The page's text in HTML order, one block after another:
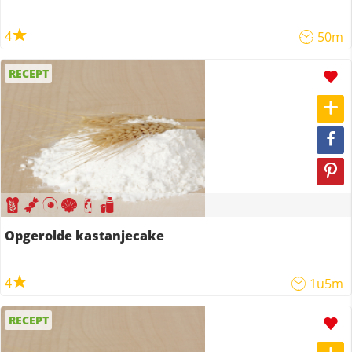
4 50m
RECEPT
Opgerolde kastanjecake
4 1u5m
RECEPT